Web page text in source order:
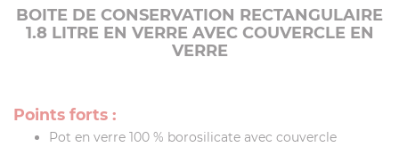
BOITE DE CONSERVATION RECTANGULAIRE
1.8 LITRE EN VERRE AVEC COUVERCLE EN
VERRE
Points forts :
Pot en verre 100 % borosilicate avec couvercle